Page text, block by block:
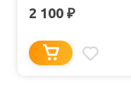
2 100 ₽